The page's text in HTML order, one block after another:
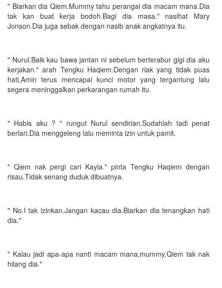
" Biarkan dia Qiem.Mummy tahu perangai dia macam mana.Dia
tak kan buat kerja bodoh.Bagi dia masa." nasihat Mary
Jonson.Dia juga sebak dengan nasib anak angkatnya itu.
" Nurul.Baik kau bawa jantan ni sebelum berterabur gigi dia aku
kerjakan." arah Tengku Haqiem.Dengan riak yang tidak puas
hati,Amin terus mencapai kunci motor yang tergantung lalu
segera meninggalkan perkarangan rumah itu.
" Habis aku ? " rungut Nurul sendirian.Sudahlah tadi penat
berlari.Dia menggeleng lalu meminta izin untuk pamit.
" Qiem nak pergi cari Kayla." pinta Tengku Haqiem dengan
risau.Tidak senang duduk dibuatnya.
" No.I tak izinkan.Jangan kacau dia.Biarkan dia tenangkan hati
dia."
" Kalau jadi apa-apa nanti macam mana,mummy.Qiem tak nak
hilang dia."